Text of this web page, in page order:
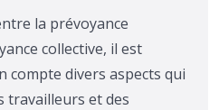
la prévoyance
collective, il est
compte divers aspects qui
travailleurs et des